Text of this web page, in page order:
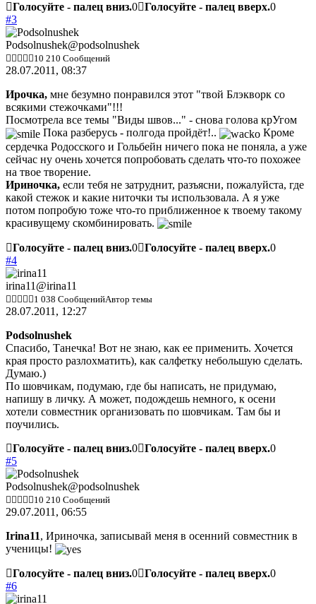
Голосуйте - палец вниз.0 Голосуйте - палец вверх.0
#3
Podsolnushek@podsolnushek
10 210 Сообщений
28.07.2011, 08:37
Ирочка, мне безумно понравился этот "твой Блэкворк со
всякими стежочками"!!!
Посмотрела все темы "Виды швов..." - снова голова крУгом
Пока разберусь - полгода пройдёт!..
Кроме
сердечка Родосского и Гольбейн ничего пока не поняла, а уже
сейчас ну очень хочется попробовать сделать что-то похожее
на твое творение.
Ириночка, если тебя не затруднит, разъясни, пожалуйста, где
какой стежок и какие ниточки ты использовала. А я уже
потом попробую тоже что-то приближенное к твоему такому
красивущему скомбинировать.
Голосуйте - палец вниз.0 Голосуйте - палец вверх.0
#4
irina11 @irina11
1 038 СообщенийАвтор темы
28.07.2011, 12:27
Podsolnushek
Спасибо, Танечка! Вот не знаю, как ее применить. Хочется
края просто разлохматить), как салфетку небольшую сделать.
Думаю.)
По шовчикам, подумаю, где бы написать, не придумаю,
напишу в личку. А может, подождешь немного, к осени
хотели совместник организовать по шовчикам. Там бы и
поучились.
Голосуйте - палец вниз.0 Голосуйте - палец вверх.0
#5
Podsolnushek@podsolnushek
10 210 Сообщений
29.07.2011, 06:55
Irina11, Ириночка, записывай меня в осенний совместник в
ученицы!
Голосуйте - палец вниз.0 Голосуйте - палец вверх.0
#6